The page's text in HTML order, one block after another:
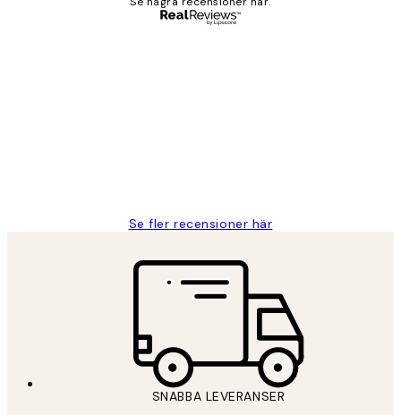
Se fler recensioner här
SNABBA LEVERANSER